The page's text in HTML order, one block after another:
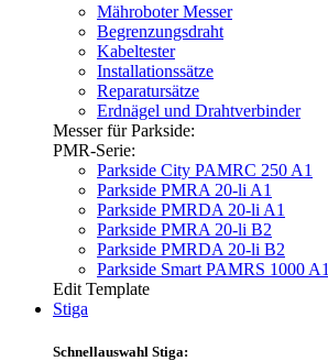
Mähroboter Messer
Begrenzungsdraht
Kabeltester
Installationssätze
Reparatursätze
Erdnägel und Drahtverbinder
Messer für Parkside:
PMR-Serie:
Parkside City PAMRC 250 A1
Parkside PMRA 20-li A1
Parkside PMRDA 20-li A1
Parkside PMRA 20-li B2
Parkside PMRDA 20-li B2
Parkside Smart PAMRS 1000 A1
Edit Template
Stiga
Schnellauswahl Stiga: